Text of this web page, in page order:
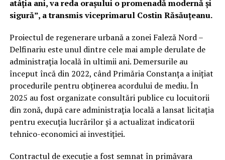
atâția ani, va reda orașului o promenadă modernă și
sigură”, a transmis viceprimarul Costin Răsăuțeanu.
Proiectul de regenerare urbană a zonei Faleză Nord –
Delfinariu este unul dintre cele mai ample derulate de
administrația locală în ultimii ani. Demersurile au
început încă din 2022, când Primăria Constanța a inițiat
procedurile pentru obținerea acordului de mediu. În
2025 au fost organizate consultări publice cu locuitorii
din zonă, după care administrația locală a lansat licitația
pentru execuția lucrărilor și a actualizat indicatorii
tehnico-economici ai investiției.
Contractul de execuție a fost semnat în primăvara